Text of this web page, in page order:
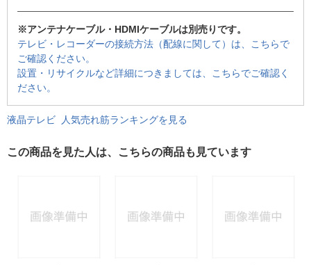
※アンテナケーブル・HDMIケーブルは別売りです。
テレビ・レコーダーの接続方法（配線に関して）は、こちらで
ご確認ください。
設置・リサイクルなど詳細につきましては、こちらでご確認く
ださい。
液晶テレビ 人気売れ筋ランキングを見る
この商品を見た人は、こちらの商品も見ています